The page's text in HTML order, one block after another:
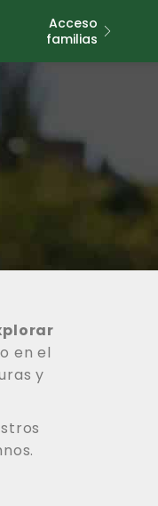
Acceso
familias
en el
y